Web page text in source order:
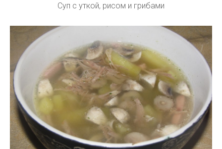
Суп с уткой, рисом и грибами